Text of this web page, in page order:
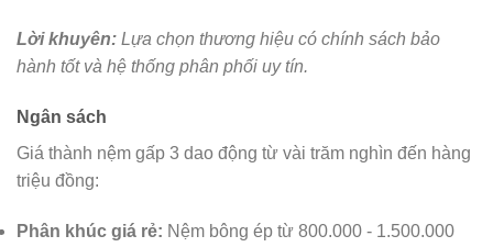
Lời khuyên: Lựa chọn thương hiệu có chính sách bảo
hành tốt và hệ thống phân phối uy tín.
Ngân sách
Giá thành nệm gấp 3 dao động từ vài trăm nghìn đến hàng
triệu đồng:
Phân khúc giá rẻ: Nệm bông ép từ 800.000 - 1.500.000